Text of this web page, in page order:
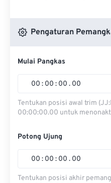
Pengaturan
Mulai Pangkas
00 : 00 : 00 . 00
Tentukan posisi awal trim
00:00:00.00 untuk
Potong Ujung
00 : 00 : 00 . 00
Tentukan posisi akhir